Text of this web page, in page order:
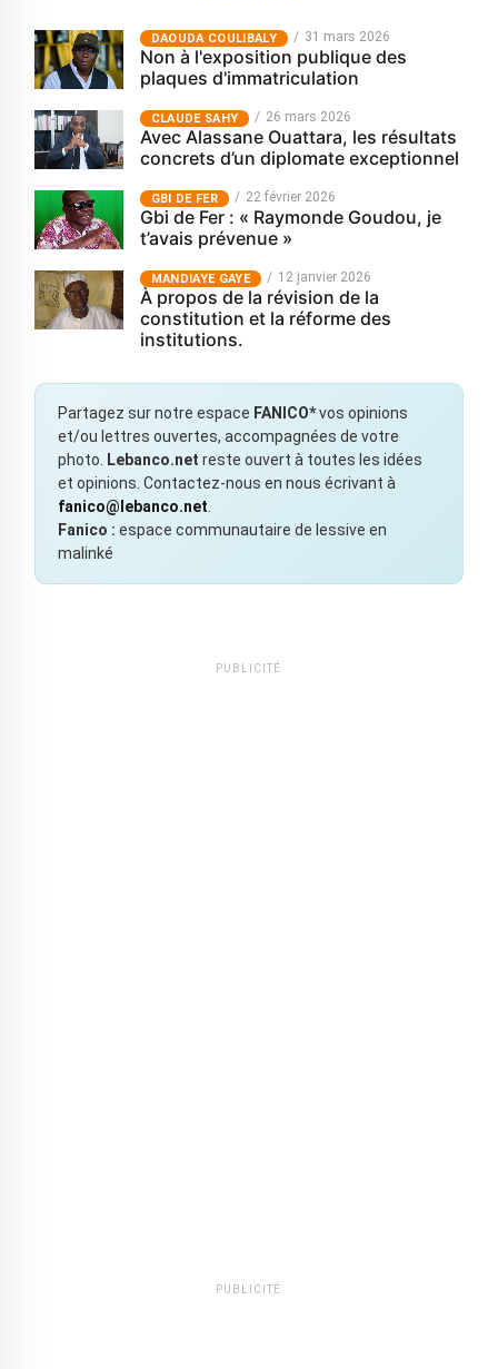
‎DAOUDA COULIBALY 31 mars 2026
Non à l'exposition publique des
plaques d'immatriculation
CLAUDE SAHY 26 mars 2026
Avec Alassane Ouattara, les résultats
concrets d’un diplomate exceptionnel
GBI DE FER 22 février 2026
Gbi de Fer : « Raymonde Goudou, je
t’avais prévenue »
MANDIAYE GAYE 12 janvier 2026
À propos de la révision de la
constitution et la réforme des
institutions.
Partagez sur notre espace FANICO*vos opinions
et/ou lettres ouvertes, accompagnées de votre
photo.
Lebanco.net reste ouvert à toutes les idées
et opinions. Contactez-nous en nous écrivant à
fanico@lebanco.net
Fanico : espace communautaire de lessive en
malinké
PUBLICITÉ
PUBLICITÉ